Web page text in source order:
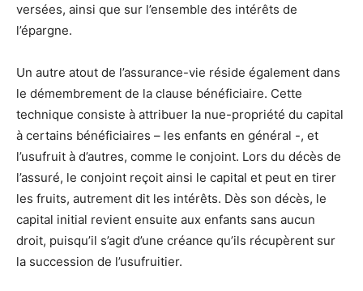
versées, ainsi que sur l’ensemble des intérêts de
l’épargne.
Un autre atout de l’assurance-vie réside également dans
le démembrement de la clause bénéficiaire. Cette
technique consiste à attribuer la nue-propriété du capital
à certains bénéficiaires – les enfants en général -, et
l’usufruit à d’autres, comme le conjoint. Lors du décès de
l’assuré, le conjoint reçoit ainsi le capital et peut en tirer
les fruits, autrement dit les intérêts. Dès son décès, le
capital initial revient ensuite aux enfants sans aucun
droit, puisqu’il s’agit d’une créance qu’ils récupèrent sur
la succession de l’usufruitier.